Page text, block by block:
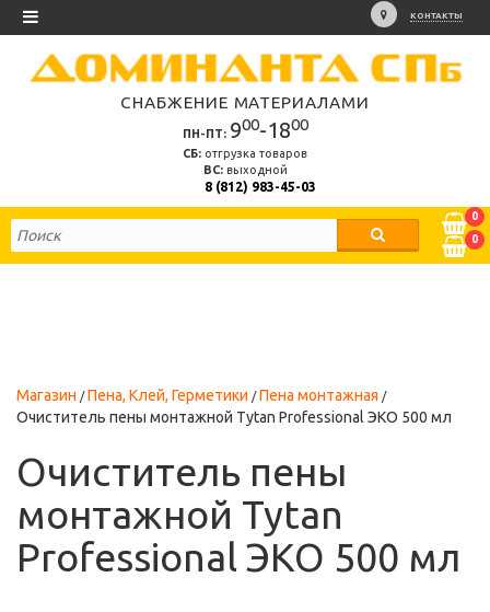
КОНТАКТЫ
СНАБЖЕНИЕ МАТЕРИАЛАМИ
ПН-ПТ: 900-1800
СБ: отгрузка товаров
ВС:выходной
8 (812) 983-45-03
0
0
Магазин Пена, Клей, Герметики
Пена монтажная
Очиститель пены монтажной Tytan Professional ЭКО 500 мл
Очиститель пены
монтажной Tytan
Professional ЭКО 500 мл